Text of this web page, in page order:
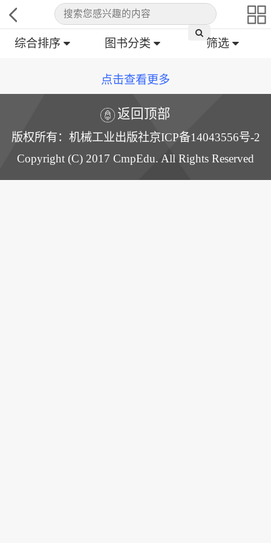
综合排序 图书分类 筛选
点击查看更多
返回顶部
版权所有：机械工业出版社京ICP备14043556号-2
Copyright (C) 2017 CmpEdu. All Rights Reserved